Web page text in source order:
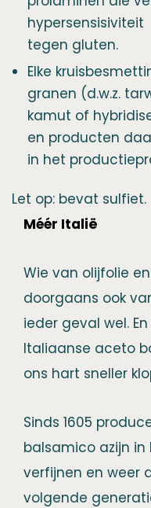
hypersensisiviteit
tegen gluten.
Elke
granen (d.w.z.
kamut of
en producten
in het
Let op: bevat sulfiet.
Méér Italië
Wie van olijfolie
doorgaans ook
ieder geval wel.
Italiaanse aceto
ons hart sneller
Sinds 1605
balsamico azijn in
verfijnen en weer
volgende